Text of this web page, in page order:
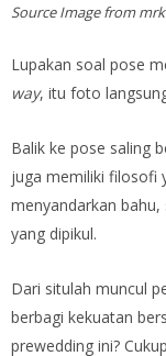
Source Image from
Lupakan soal pose
way, itu foto
Balik ke pose saling
juga memiliki filosofi
menyandarkan
yang dipikul.
Dari situlah muncul
berbagi kekuatan
prewedding ini?